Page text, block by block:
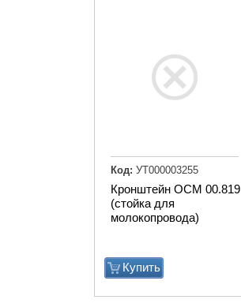
Кронштейн ОСМ 00.819
(стойка для
молокопровода)
Купить
Код: УТ000003255